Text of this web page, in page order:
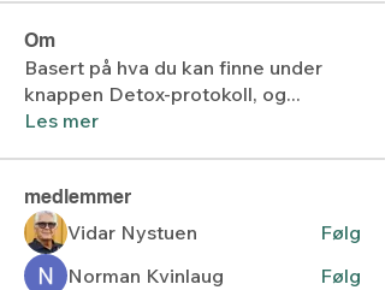
Om
Basert på hva du kan finne under
knappen Detox-protokoll, og...
Les mer
medlemmer
Vidar Nystuen
Følg
Norman Kvinlaug
Følg